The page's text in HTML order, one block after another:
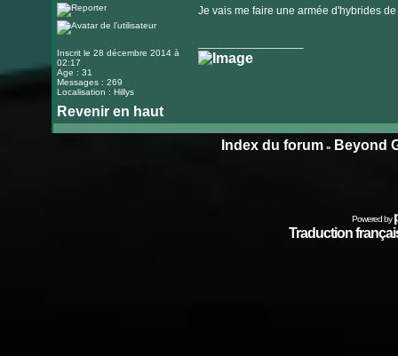
internet
Inscrit le 28 décembre 2014 à
02:17
Age : 31
Messages : 269
Localisation : Hillys
Je vais me faire une armée d'hybrides
Revenir en haut
Index du forum» Beyond
Powered by
Traduction